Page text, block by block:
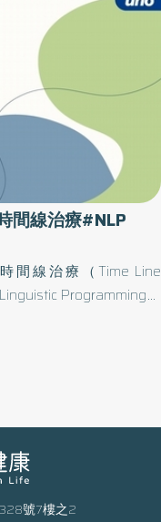
間線治療#NLP
間線治療（Time Line
Programming，
辦「開心實作班」，此
線治療」，將邀趙俊彥
內在感知（次感元）練
號7樓之2